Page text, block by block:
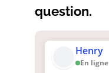
Henry
En ligne
question.